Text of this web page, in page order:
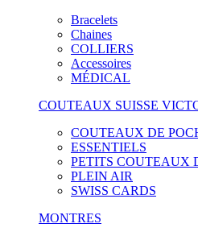
Bracelets
Chaines
COLLIERS
Accessoires
MÉDICAL
COUTEAUX SUISSE
COUTEAUX DE
ESSENTIELS
PETITS COUTEAUX
PLEIN AIR
SWISS CARDS
MONTRES